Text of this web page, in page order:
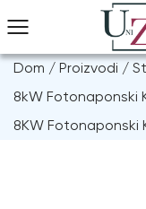
Dom / Proizvodi /
8kW Fotonaponski
8KW Fotonaponski